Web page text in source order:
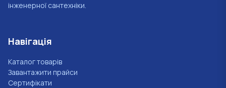
інженерної сантехніки.
Навігація
Каталог товарів
Завантажити прайси
Сертифікати